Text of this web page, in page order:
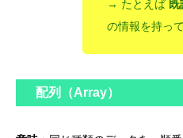
→ たとえば
の情報を持っ
配列（Array）